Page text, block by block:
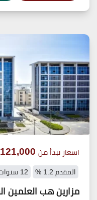
اسعار تبدأ من 121,000
المقدم 1.2 % 12 سنوات تقسيط